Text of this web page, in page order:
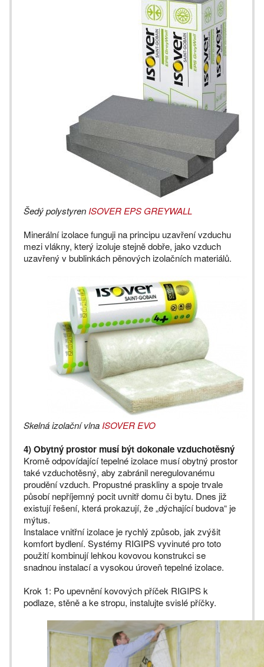
Šedý polystyrenISOVER EPS GREYWALL
Minerální izolace funguji na principu uzavření vzduchu
mezi vlákny, který izoluje stejně dobře, jako vzduch
uzavřený v bublinkách pěnových izolačních materiálů.
Skelná izolační vlnaISOVER EVO
4) Obytný prostor musí být dokonale vzduchotěsný
Kromě odpovídající tepelné izolace musí obytný prostor
také vzduchotěsný, aby zabránil neregulovanému
proudění vzduch. Propustné praskliny a spoje trvale
působí nepříjemný pocit uvnitř domu či bytu. Dnes již
existují řešení, která prokazují, že „dýchající budova“ je
mýtus.
Instalace vnitřní izolace je rychlý způsob, jak zvýšit
komfort bydlení. Systémy RIGIPS vyvinuté pro toto
použití kombinují lehkou kovovou konstrukci se
snadnou instalací a vysokou úroveň tepelné izolace.
Krok 1: Po upevnění kovových příček RIGIPS k
podlaze, stěně a ke stropu, instalujte svislé příčky.